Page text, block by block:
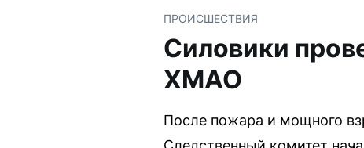
ПРОИСШЕСТВИЯ
Силовики
ХМАО
После пожара и мощного